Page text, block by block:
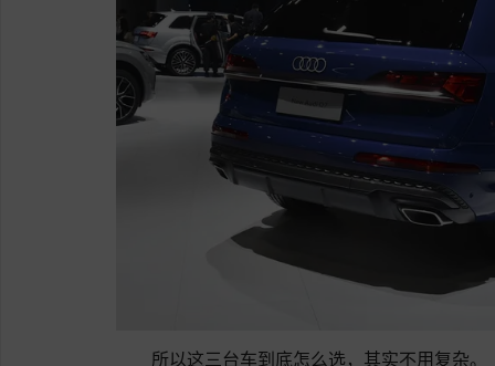
所以这三台车到底怎么选，其实不用复杂。